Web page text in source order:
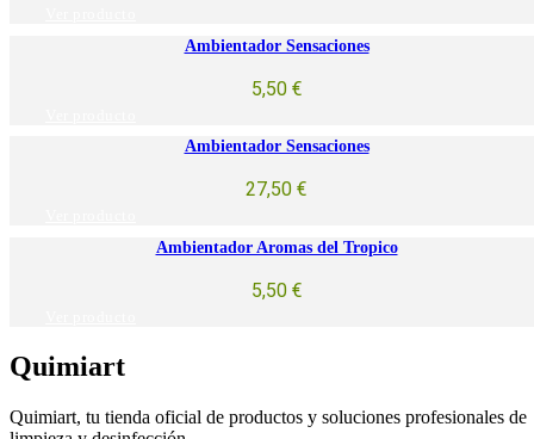
Ambientador Sensaciones
5,50 €
Ambientador Sensaciones
27,50 €
Ambientador Aromas del Tropico
5,50 €
Quimiart
Quimiart, tu tienda oficial de productos y soluciones profesionales de